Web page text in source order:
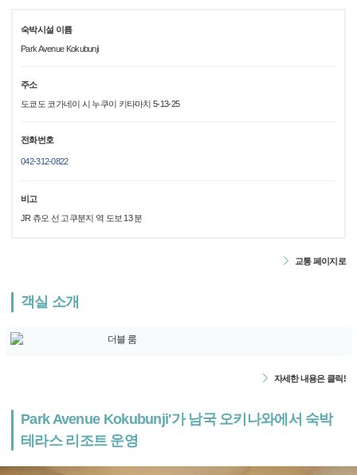
숙박시설 이름
Park Avenue Kokubunji
주소
도쿄도 코가네이 시 누쿠이 키타마치 5-13-25
전화번호
042-312-0822
비고
JR 츄오 선 고쿠분지 역 도보 13 분
교통 페이지로
객실 소개
더블 룸
자세한 내용은 클릭!
Park Avenue Kokubunji'가 남국 오키나와에서 숙박
테라스 리조트 운영